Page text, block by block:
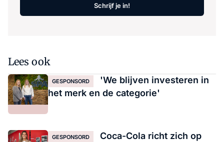
Schrijf je in!
Lees ook
GESPONSORD
'We blijven investeren in
het merk en de categorie'
GESPONSORD
Coca-Cola richt zich op